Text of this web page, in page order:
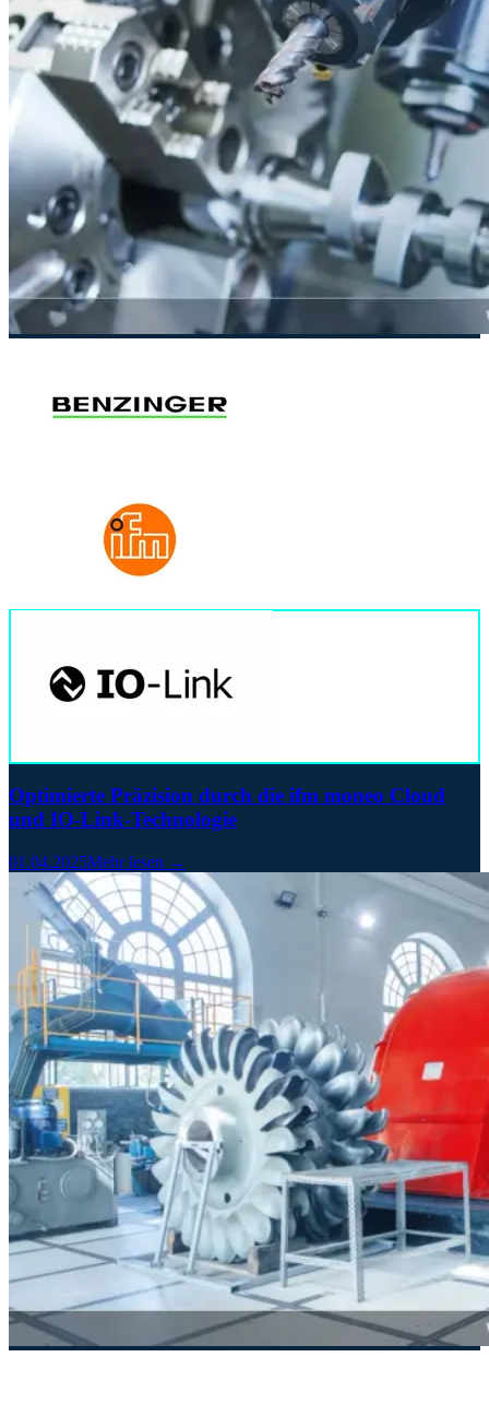
Optimierte Präzision durch die ifm moneo Cloud
und IO-Link-Technologie
01.04.2025Mehr lesen →